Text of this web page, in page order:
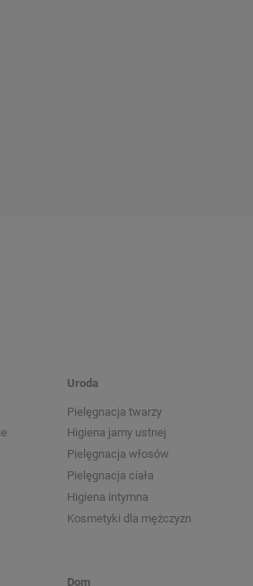
Uroda
Pielęgnacja twarzy
Higiena jamy ustnej
Pielęgnacja włosów
Pielęgnacja ciała
Higiena intymna
Kosmetyki dla mężczyzn
Dom